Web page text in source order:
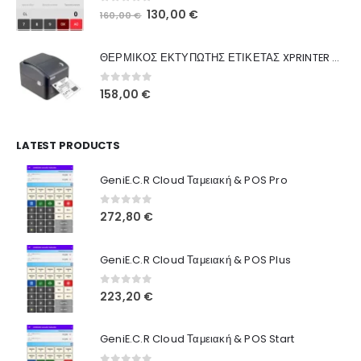
out of 5
160,00€ Original
160,00 €.
130,00 €Η
είναι:
ΘΕΡΜΙΚΟΣ ΕΚΤΥΠΩΤΗΣ ΕΤΙΚΕΤΑΣ XPRINTER XP-420B
0out of 5
158,00 €
LATEST PRODUCTS
GeniE.C.R Cloud Ταμειακή & POS Pro
0out of 5
272,80 €
GeniE.C.R Cloud Ταμειακή & POS Plus
0out of 5
223,20 €
GeniE.C.R Cloud Ταμειακή & POS Start
Ποιοι Είμαστε
Γιατί Εμάς
Blog
Όροι Χρήσης
Τρόποι Αγοράς
Τρόποι Πληρωμής
Τρόποι Αποστολής
Ασφάλεια Πληρωμών